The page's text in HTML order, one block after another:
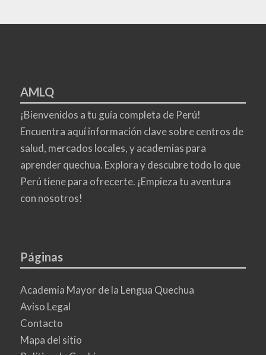
AMLQ
¡Bienvenidos a tu guía completa de Perú!
Encuentra aquí información clave sobre centros de
salud, mercados locales, y academias para
aprender quechua. Explora y descubre todo lo que
Perú tiene para ofrecerte. ¡Empieza tu aventura
con nosotros!
Páginas
Academia Mayor de la Lengua Quechua
Aviso Legal
Contacto
Mapa del sitio